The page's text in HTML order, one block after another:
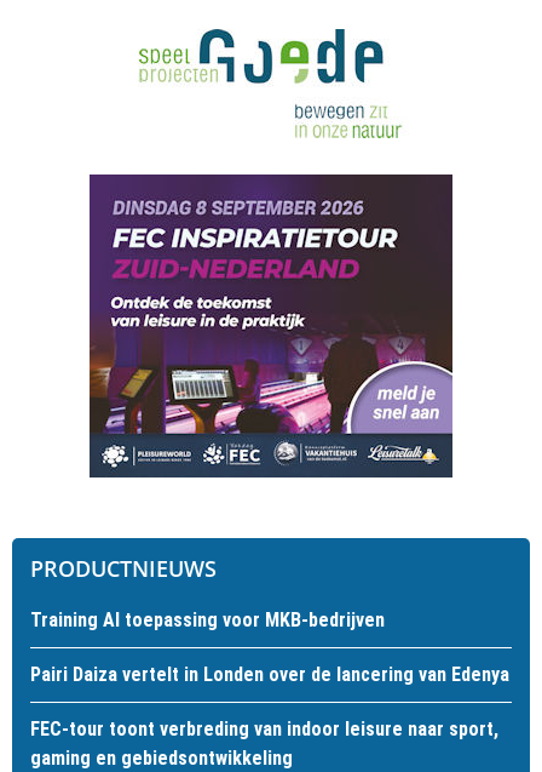
PRODUCTNIEUWS
Training AI toepassing voor MKB-bedrijven
Pairi Daiza vertelt in Londen over de lancering van Edenya
FEC-tour toont verbreding van indoor leisure naar sport,
gaming en gebiedsontwikkeling